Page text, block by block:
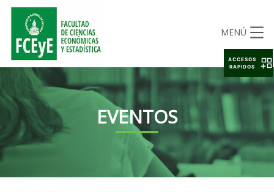
MENÚ
EVENTOS
ACCESOS
RAPIDOS